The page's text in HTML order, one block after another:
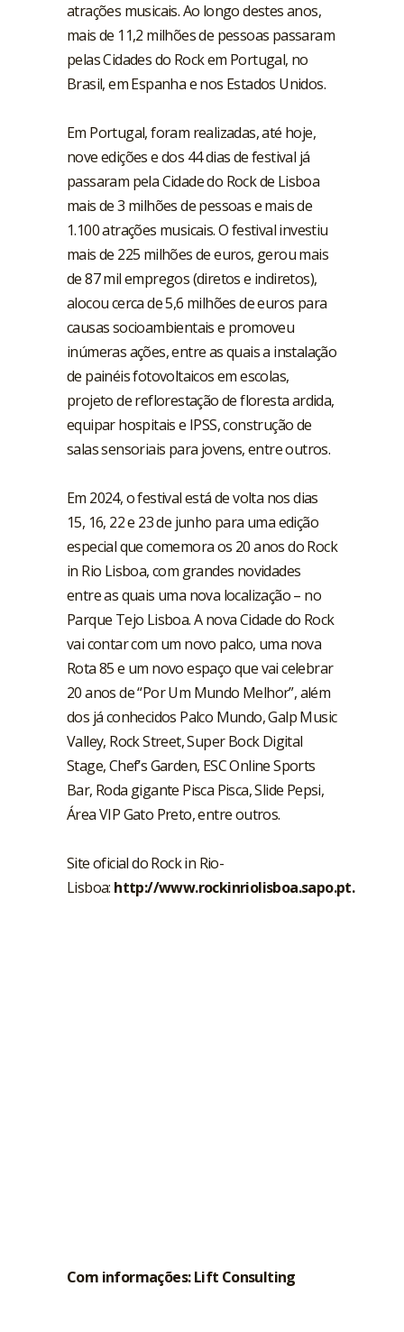
atrações musicais. Ao longo destes anos,
mais de 11,2 milhões de pessoas passaram
pelas Cidades do Rock em Portugal, no
Brasil, em Espanha e nos Estados Unidos.
Em Portugal, foram realizadas, até hoje,
nove edições e dos 44 dias de festival já
passaram pela Cidade do Rock de Lisboa
mais de 3 milhões de pessoas e mais de
1.100 atrações musicais. O festival investiu
mais de 225 milhões de euros, gerou mais
de 87 mil empregos (diretos e indiretos),
alocou cerca de 5,6 milhões de euros para
causas socioambientais e promoveu
inúmeras ações, entre as quais a instalação
de painéis fotovoltaicos em escolas,
projeto de reflorestação de floresta ardida,
equipar hospitais e IPSS, construção de
salas sensoriais para jovens, entre outros.
Em 2024, o festival está de volta nos dias
15, 16, 22 e 23 de junho para uma edição
especial que comemora os 20 anos do Rock
in Rio Lisboa, com grandes novidades
entre as quais uma nova localização – no
Parque Tejo Lisboa. A nova Cidade do Rock
vai contar com um novo palco, uma nova
Rota 85 e um novo espaço que vai celebrar
20 anos de “Por Um Mundo Melhor”, além
dos já conhecidos Palco Mundo, Galp Music
Valley, Rock Street, Super Bock Digital
Stage, Chef’s Garden, ESC Online Sports
Bar, Roda gigante Pisca Pisca, Slide Pepsi,
Área VIP Gato Preto, entre outros.
Site oficial do Rock in Rio-
Lisboa: http://www.rockinriolisboa.sapo.pt.
Com informações: Lift Consulting